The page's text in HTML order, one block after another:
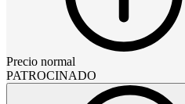
Precio normal
PATROCINADO